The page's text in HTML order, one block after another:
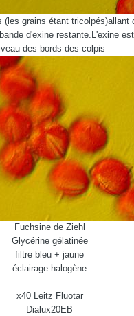
grains étant tricolpés)allant
d'exine restante.L'exine
des bords des colpis
Fuchsine de Ziehl
Glycérine gélatinée
filtre bleu + jaune
éclairage halogène
x40 Leitz Fluotar
Dialux20EB